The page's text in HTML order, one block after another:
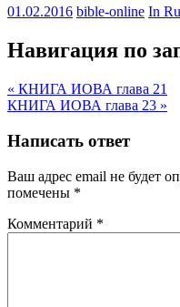
01.02.2016 bible-online In
Навигация по
« КНИГА ИОВА глава 21
КНИГА ИОВА глава 23 »
Написать ответ
Ваш адрес email не будет
помечены *
Комментарий *